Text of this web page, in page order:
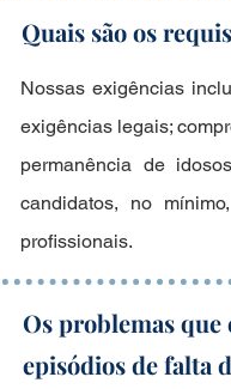
Quais são os
Nossas exigências
exigências legais;
permanência de
candidatos, no
profissionais.
Os problemas
episódios de falta